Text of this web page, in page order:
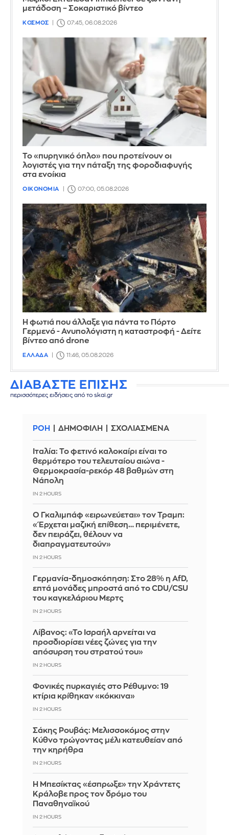
μετάδοση – Σοκαριστικό βίντεο
ΚΟΣΜΟΣ 07:45, 06.08.2026
Το «πυρηνικό όπλο» που προτείνουν οι
λογιστές για την πάταξη της φοροδιαφυγής
στα ενοίκια
ΟΙΚΟΝΟΜΙΑ 07:00, 05.08.2026
Η φωτιά που άλλαξε για πάντα το Πόρτο
Γερμενό - Ανυπολόγιστη η καταστροφή - Δείτε
βίντεο από drone
ΕΛΛΑΔΑ 11:46, 05.08.2026
ΔΙΑΒΑΣΤΕ ΕΠΙΣΗΣ
περισσότερες ειδήσεις από το skai.gr
ΡΟΗ ΔΗΜΟΦΙΛΗ ΣΧΟΛΙΑΣΜΕΝΑ
Ιταλία: To φετινό καλοκαίρι είναι το
θερμότερο του τελευταίου αιώνα -
Θερμοκρασία-ρεκόρ 48 βαθμών στη
Νάπολη
IN 2 HOURS
Ο Γκαλιμπάφ «ειρωνεύεται» τον Τραμπ:
«Έρχεται μαζική επίθεση… περιμένετε,
δεν πειράζει, θέλουν να
διαπραγματευτούν»
IN 2 HOURS
Γερμανία-δημοσκόπηση: Στο 28% η AfD,
επτά μονάδες μπροστά από το CDU/CSU
του καγκελάριου Μερτς
IN 2 HOURS
Λίβανος: «Το Ισραήλ αρνείται να
προσδιορίσει νέες ζώνες για την
απόσυρση του στρατού του»
IN 2 HOURS
Φονικές πυρκαγιές στο Ρέθυμνο: 19
κτίρια κρίθηκαν «κόκκινα»
IN 2 HOURS
Σάκης Ρουβάς: Μελισσοκόμος στην
Κύθνο τρώγοντας μέλι κατευθείαν από
την κηρήθρα
IN 2 HOURS
Η Μπεσίκτας «έσπρωξε» την Χράντετς
Κράλοβε προς τον δρόμο του
Παναθηναϊκού
IN 2 HOURS